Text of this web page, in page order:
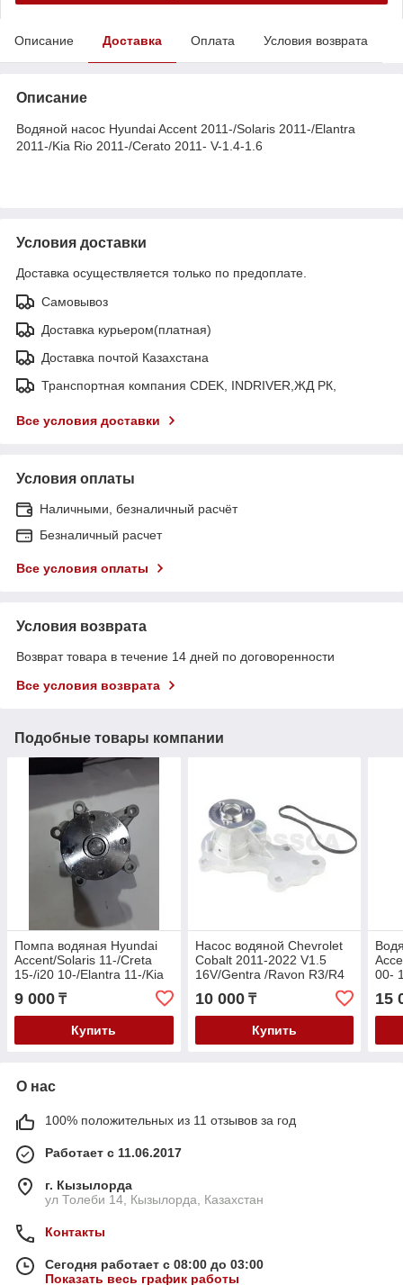
Описание Доставка Оплата Условия возврата
Описание
Водяной насос Hyundai Accent 2011-/Solaris 2011-/Elantra
2011-/Kia Rio 2011-/Cerato 2011- V-1.4-1.6
Условия доставки
Доставка осуществляется только по предоплате.
Самовывоз
Доставка курьером(платная)
Доставка почтой Казахстана
Транспортная компания CDEK, INDRIVER,ЖД РК,
Все условия доставки
Условия оплаты
Наличными, безналичный расчёт
Безналичный расчет
Все условия оплаты
Условия возврата
Возврат товара в течение 14 дней по договоренности
Все условия возврата
Подобные товары компании
Помпа водяная Hyundai
Accent/Solaris 11-/Creta
15-/i20 10-/Elantra 11-/Kia
Rio 2011-/Cerato 11- v-1.4-
1.6
9 000 ₸
Купить
Насос водяной Chevrolet
Cobalt 2011-2022 V1.5
16V/Gentra /Ravon R3/R4
10 000₸
Купить
00-
1.6
15
О нас
100% положительных из 11 отзывов за год
Работает с 11.06.2017
г. Кызылорда
ул Толеби 14, Кызылорда, Казахстан
Контакты
Сегодня работает с 08:00 до 03:00
Показать весь график работы